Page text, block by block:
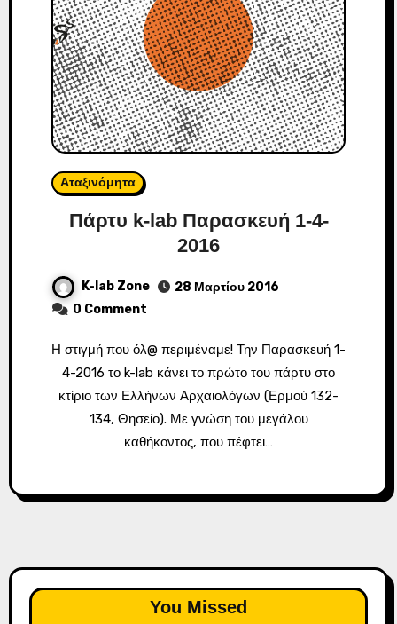
Αταξινόμητα
Πάρτυ k-lab Παρασκευή 1-4-
2016
K-lab Zone
28 Μαρτίου 2016
0 Comment
Η στιγμή που όλ@ περιμέναμε! Την Παρασκευή 1-
4-2016 το k-lab κάνει το πρώτο του πάρτυ στο
κτίριο των Ελλήνων Αρχαιολόγων (Ερμού 132-
134, Θησείο). Με γνώση του μεγάλου
καθήκοντος, που πέφτει…
You Missed